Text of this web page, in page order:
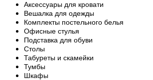
Аксессуары для кровати
Вешалка для одежды
Комплекты постельного белья
Офисные стулья
Подставка для обуви
Столы
Табуреты и скамейки
Тумбы
Шкафы